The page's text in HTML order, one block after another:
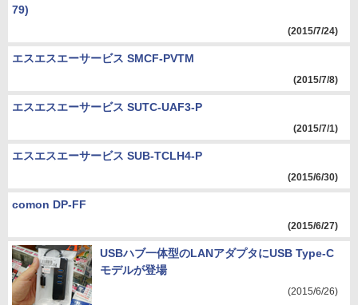
79)
(2015/7/24)
エスエスエーサービス SMCF-PVTM
(2015/7/8)
エスエスエーサービス SUTC-UAF3-P
(2015/7/1)
エスエスエーサービス SUB-TCLH4-P
(2015/6/30)
comon DP-FF
(2015/6/27)
USBハブ一体型のLANアダプタにUSB Type-C
モデルが登場
(2015/6/26)